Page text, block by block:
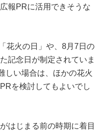
報PRに活用できそうな
花火の日」や、8月7日の
記念日が制定されていま
しい場合は、ほかの花火
を検討してもよいでし
はじまる前の時期に着目